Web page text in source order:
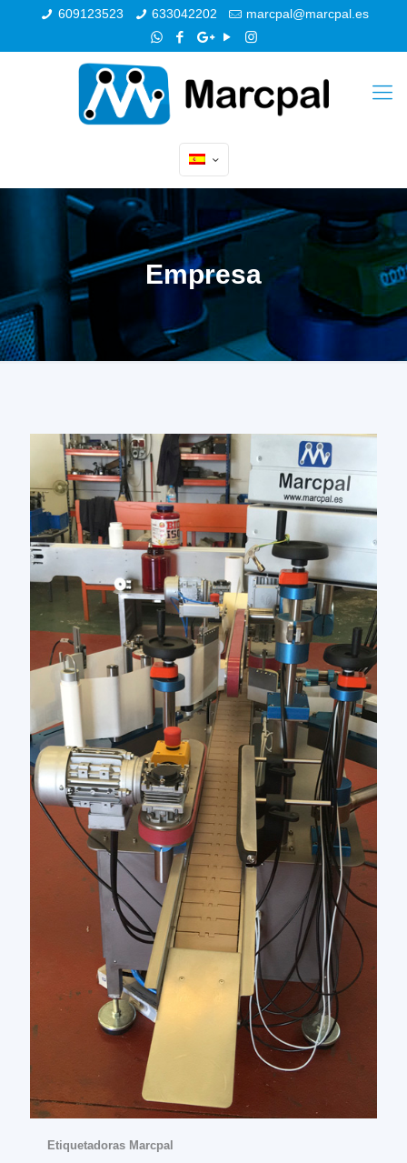
609123523 633042202 marcpal@marcpal.es
Empresa
Etiquetadoras Marcpal